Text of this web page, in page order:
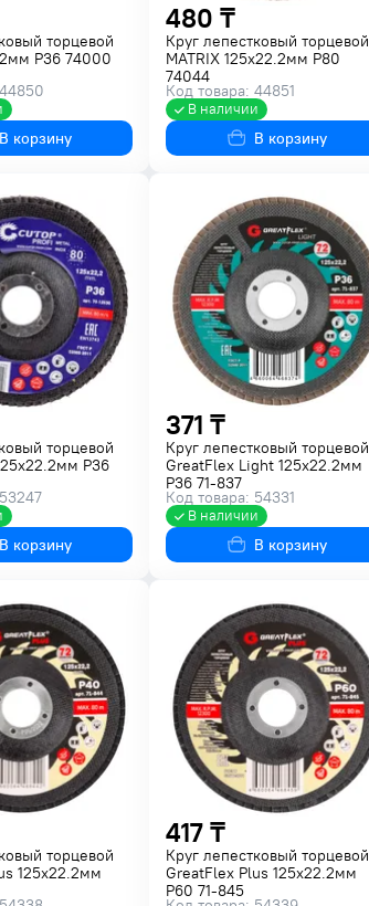
торцевой
P36 74000
В корзину
480 ₸
Круг лепестковый торцевой
MATRIX 125х22.2мм P80
74044
Код товара: 44851
В наличии
В корзину
торцевой
P36
В корзину
371 ₸
Круг лепестковый торцевой
GreatFlex Light 125х22.2мм
P36 71-837
Код товара: 54331
В наличии
В корзину
торцевой
125х22.2мм
417 ₸
Круг лепестковый торцевой
GreatFlex Plus 125х22.2мм
P60 71-845